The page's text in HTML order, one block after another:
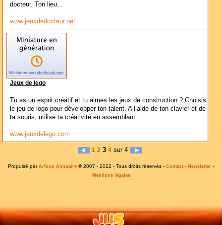
docteur. Ton lieu...
www.jeuxdedocteur.net
Jeux de lego
Tu as un esprit créatif et tu aimes les jeux de construction ? Choisis
le jeu de logo pour développer ton talent. A l’aide de ton clavier et de
ta souris, utilise ta créativité en assemblant...
www.jeuxdelego.com
1 2 3 4 sur 4
Propulsé par Arfooo Annuaire © 2007 - 2022 - Tous droits réservés - Contact - Newsletter -
Mentions légales